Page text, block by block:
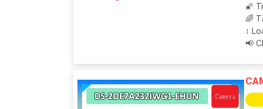
🌠
🌈
↕️
️📢